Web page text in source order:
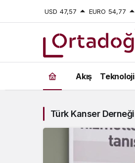
USD 47,57 EURO 54,77
Türk
Kanser
Derneği
Haberleri
Akış Teknoloji
Türk Kanser Derneği